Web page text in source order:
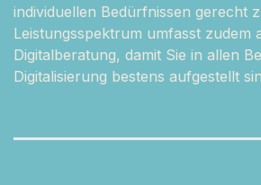
individuellen Bedürfnissen gerecht
Leistungsspektrum umfasst zudem
Digitalberatung, damit Sie in allen
Digitalisierung bestens aufgestellt